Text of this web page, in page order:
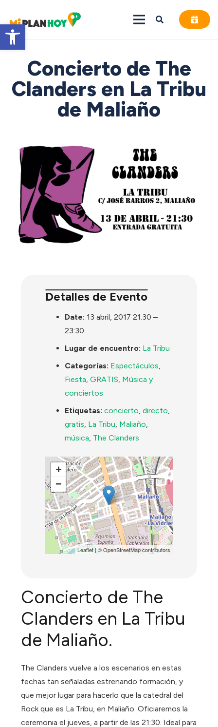
Abrir barra de herramientas
Concierto de The
Clanders en La Tribu
de Maliaño
Detalles de Evento
Date: 13 abril, 2017 21:30 –
23:30
Lugar de encuentro: La Tribu
Categorías: Espectáculos,
Fiesta,GRATIS, Música y
conciertos
Etiquetas: concierto,directo,
gratis, La Tribu, Maliaño,
música, The Clanders
+
−
Leaflet| ©OpenStreetMapcontributors
Concierto de The
Clanders en La Tribu
de Maliaño.
The Clanders vuelve a los escenarios en estas
fechas tan señaladas estrenando formación, y
que mejor lugar para hacerlo que la catedral del
Rock que es La Tribu, en Maliaño. Oficiaremos la
ceremonia el jueves, a partir de las 21:30. Ideal para